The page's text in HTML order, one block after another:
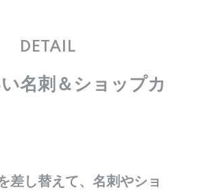
DETAIL
い名刺＆ショップカ
差し替えて、名刺やショ